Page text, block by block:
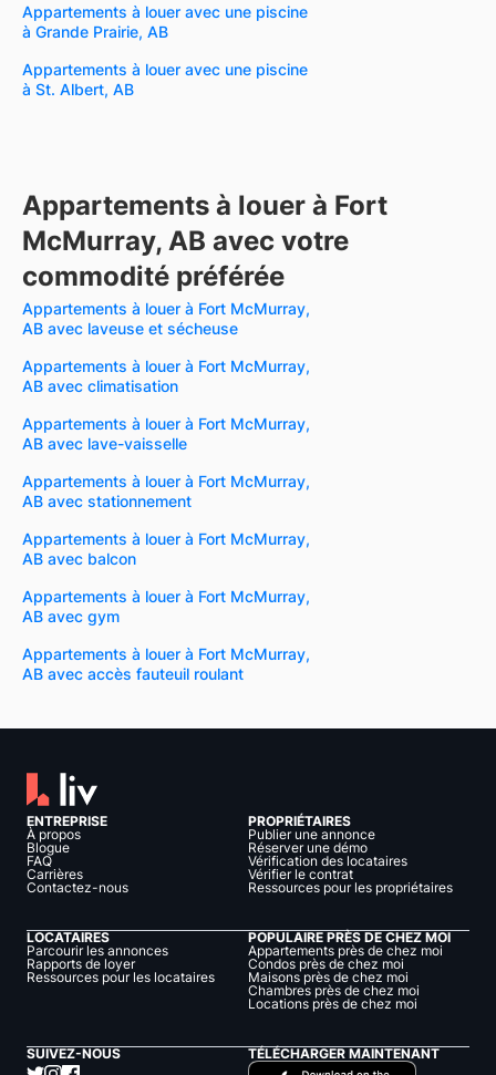
Appartements à louer avec une piscine
à Grande Prairie, AB
Appartements à louer avec une piscine
à St. Albert, AB
Appartements à louer à Fort
McMurray, AB avec votre
commodité préférée
Appartements à louer à Fort McMurray,
AB avec laveuse et sécheuse
Appartements à louer à Fort McMurray,
AB avec climatisation
Appartements à louer à Fort McMurray,
AB avec lave-vaisselle
Appartements à louer à Fort McMurray,
AB avec stationnement
Appartements à louer à Fort McMurray,
AB avec balcon
Appartements à louer à Fort McMurray,
AB avec gym
Appartements à louer à Fort McMurray,
AB avec accès fauteuil roulant
ENTREPRISE
À propos
Blogue
FAQ
Carrières
Contactez-nous
PROPRIÉTAIRES
Publier une annonce
Réserver une démo
Vérification des locataires
Vérifier le contrat
Ressources pour les propriétaires
LOCATAIRES
Parcourir les annonces
Rapports de loyer
Ressources pour les locataires
POPULAIRE PRÈS DE CHEZ MOI
Appartements près de chez moi
Condos près de chez moi
Maisons près de chez moi
Chambres près de chez moi
Locations près de chez moi
SUIVEZ-NOUS TÉLÉCHARGER MAINTENANT